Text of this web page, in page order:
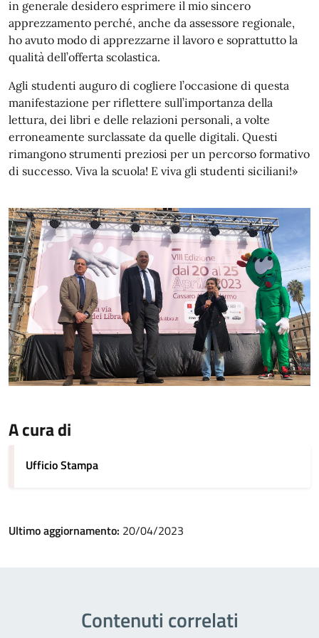
in generale desidero esprimere il mio sincero
apprezzamento perché, anche da assessore regionale,
ho avuto modo di apprezzarne il lavoro e soprattutto la
qualità dell’offerta scolastica.
Agli studenti auguro di cogliere l’occasione di questa
manifestazione per riflettere sull’importanza della
lettura, dei libri e delle relazioni personali, a volte
erroneamente surclassate da quelle digitali. Questi
rimangono strumenti preziosi per un percorso formativo
di successo. Viva la scuola! E viva gli studenti siciliani!»
A cura di
Ufficio Stampa
Ultimo aggiornamento: 20/04/2023
Contenuti correlati